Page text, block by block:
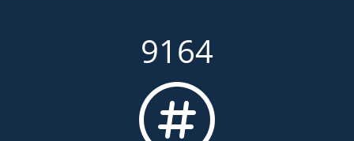
9164
